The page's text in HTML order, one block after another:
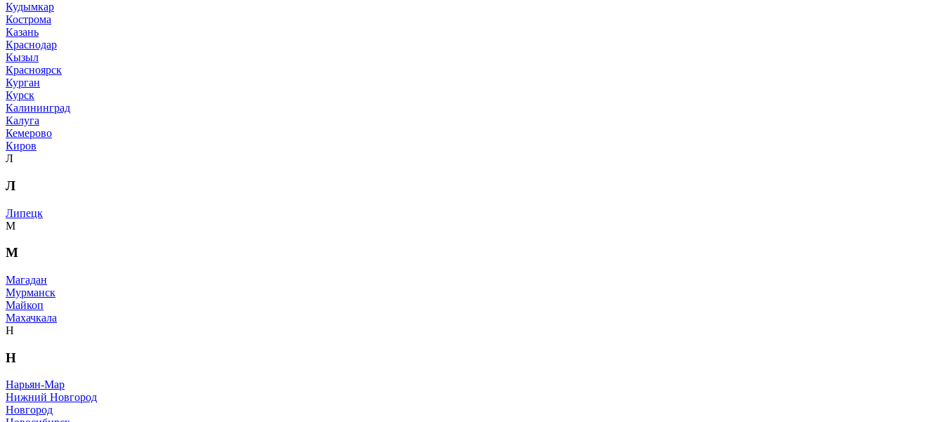
Кудымкар
Кострома
Казань
Краснодар
Кызыл
Красноярск
Курган
Курск
Калининград
Калуга
Кемерово
Киров
Л
Л
Липецк
М
М
Магадан
Мурманск
Майкоп
Махачкала
Н
Н
Нарьян-Мар
Нижний Новгород
Новгород